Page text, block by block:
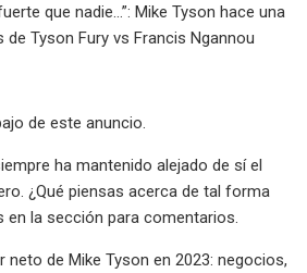
que nadie…”: Mike Tyson hace una
Tyson Fury vs Francis Ngannou
de este anuncio.
ha mantenido alejado de sí el
¿Qué piensas acerca de tal forma
en la sección para comentarios.
neto de Mike Tyson en 2023: negocios,